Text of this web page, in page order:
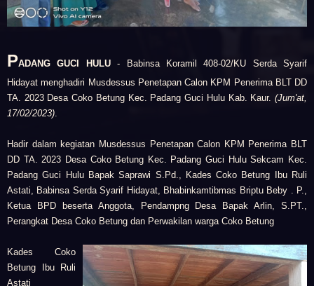
PADANG GUCI HULU- Babinsa Koramil 408-02/KU Serda Syarif
Hidayat menghadiri Musdessus Penetapan Calon KPM Penerima BLT DD
TA. 2023 Desa Coko Betung Kec. Padang Guci Hulu Kab. Kaur. (Jum'at,
17/02/2023)
Hadir dalam kegiatan Musdessus Penetapan Calon KPM Penerima BLT
DD TA. 2023 Desa Coko Betung Kec. Padang Guci Hulu Sekcam Kec.
Padang Guci Hulu Bapak Saprawi S.Pd., Kades Coko Betung Ibu Ruli
Astati, Babinsa Serda Syarif Hidayat, Bhabinkamtibmas Briptu Beby . P.,
Ketua BPD beserta Anggota, Pendampng Desa Bapak Arlin, S.PT.,
Perangkat Desa Coko Betung dan Perwakilan warga Coko Betung
Kades Coko
Betung Ibu Ruli
Astati